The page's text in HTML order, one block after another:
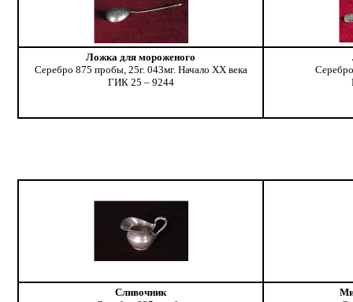
Ложка для мороженого
Серебро 875 пробы, 25г. 043мг. Начало ХХ века
ГИК 25 – 9244
Сливочник